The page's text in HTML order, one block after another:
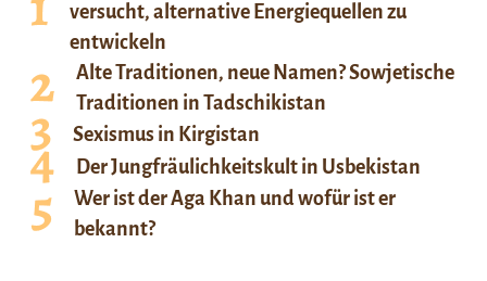
versucht, alternative Energiequellen zu
entwickeln
Alte Traditionen, neue Namen? Sowjetische
Traditionen in Tadschikistan
Sexismus in Kirgistan
Der Jungfräulichkeitskult in Usbekistan
Wer ist der Aga Khan und wofür ist er
bekannt?